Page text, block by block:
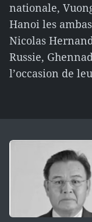
nationale,
Hanoi les
Nicolas
Russie,
l’occasion de